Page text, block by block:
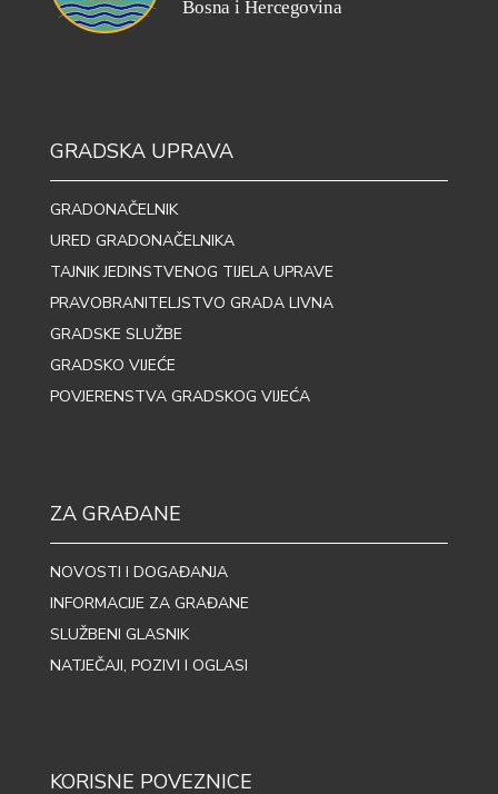
GRADSKA UPRAVA
GRADONAČELNIK
URED GRADONAČELNIKA
TAJNIK JEDINSTVENOG TIJELA UPRAVE
PRAVOBRANITELJSTVO GRADA LIVNA
GRADSKE SLUŽBE
GRADSKO VIJEĆE
POVJERENSTVA GRADSKOG VIJEĆA
ZA GRAĐANE
NOVOSTI I DOGAĐANJA
INFORMACIJE ZA GRAĐANE
SLUŽBENI GLASNIK
NATJEČAJI, POZIVI I OGLASI
KORISNE POVEZNICE